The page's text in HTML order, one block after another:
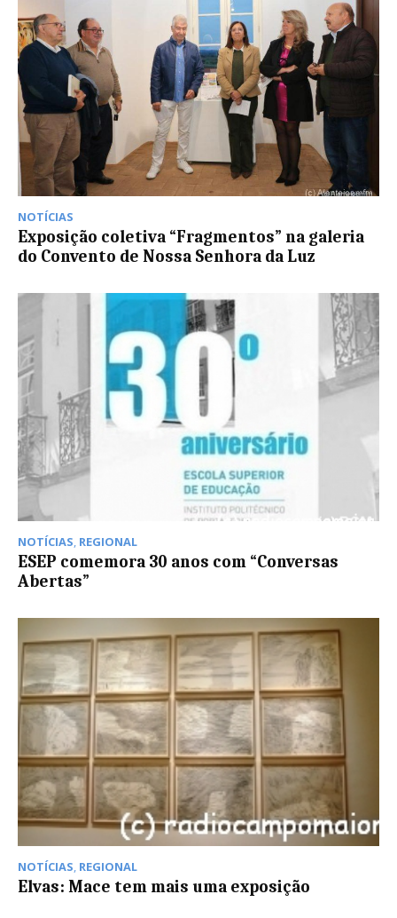
NOTÍCIAS
Exposição coletiva “Fragmentos” na galeria
do Convento de Nossa Senhora da Luz
NOTÍCIAS, REGIONAL
ESEP comemora 30 anos com “Conversas
Abertas”
NOTÍCIAS, REGIONAL
Elvas: Mace tem mais uma exposição